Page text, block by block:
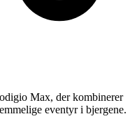
Max, der kombinerer
eventyr i bjergene.